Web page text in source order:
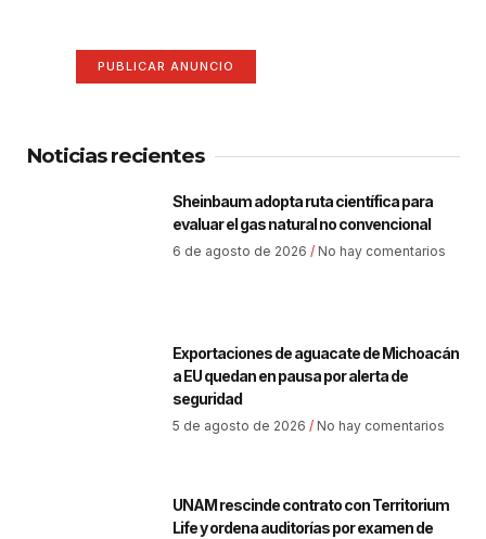
PUBLICAR ANUNCIO
Noticias recientes
Sheinbaum adopta ruta científica para
evaluar el gas natural no convencional
6 de agosto de 2026 No hay comentarios
Exportaciones de aguacate de Michoacán
a EU quedan en pausa por alerta de
seguridad
5 de agosto de 2026 No hay comentarios
UNAM rescinde contrato con Territorium
Life y ordena auditorías por examen de